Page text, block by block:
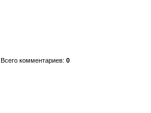
Всего комментариев: 0